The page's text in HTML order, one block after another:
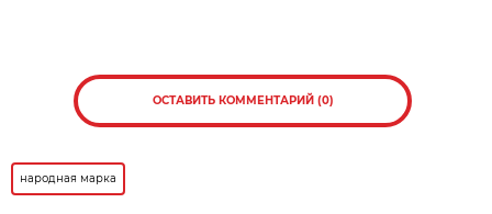
ОСТАВИТЬ КОММЕНТАРИЙ (0)
народная марка